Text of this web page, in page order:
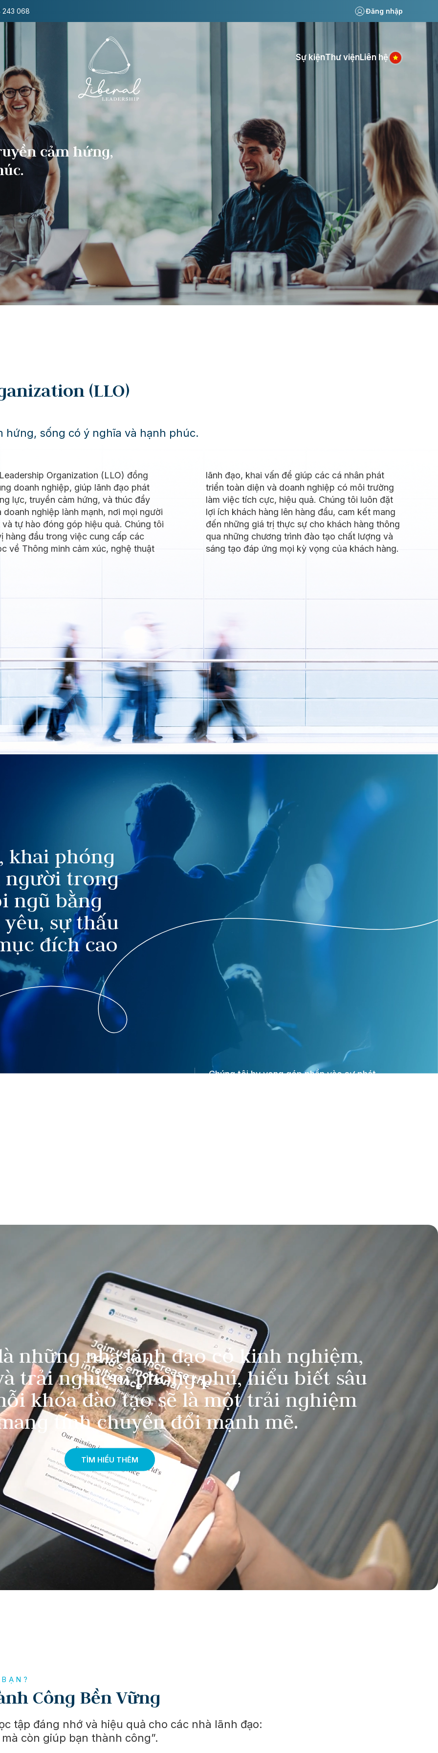
243 068 Đăng nhập
Zen Leadership
Chuyển hóa bản
thân từ bên trong &
Lãnh đạo bằng sự
hiện diện và cộng
hưởng
Với sự kết hợp của khoa học hiện đại,
Zen và lãnh đạo hiện thân, khóa đào
tạo giúp nhà lãnh đạo xây dựng nội lực
vững vàng, nâng cao sự hiện diện và
hiệu suất bền vững.
TÌM HIỂU THÊM
Sự kiệnThư việnLiên hệ
cảm hứng,
(LLO)
hứng, sống có ý nghĩa và hạnh phúc.
Organization (LLO) đồng
doanh nghiệp, giúp lãnh đạo phát
lực, truyền cảm hứng, và thúc đẩy
doanh nghiệp lành mạnh, nơi mọi người
tự hào đóng góp hiệu quả. Chúng tôi
hàng đầu trong việc cung cấp các
về Thông minh cảm xúc, nghệ thuật
khai vấn để giúp các cá nhân phát
diện và doanh nghiệp có môi trường
tích cực, hiệu quả. Chúng tôi luôn đặt
hàng lên hàng đầu, cam kết mang
giá trị thực sự cho khách hàng thông
chương trình đào tạo chất lượng và
sáng tạo đáp ứng mọi kỳ vọng của khách hàng.
khai phóng
người trong
ngũ bằng
sự thấu
đích cao
Chúng tôi hy vọng góp phần vào sự phát
những nhà lãnh đạo có kinh nghiệm,
trải nghiệm phong phú, hiểu biết sâu
khóa đào tạo sẽ là một trải nghiệm
tính chuyển đổi mạnh mẽ.
TÌM HIỂU THÊM
Công Bền Vững
tập đáng nhớ và hiệu quả cho các nhà lãnh đạo:
còn giúp bạn thành công”.